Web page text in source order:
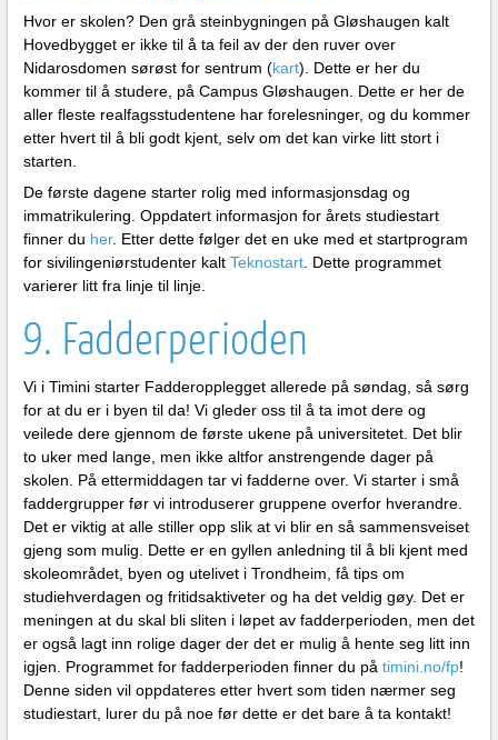
Hvor er skolen? Den grå steinbygningen på Gløshaugen kalt
Hovedbygget er ikke til å ta feil av der den ruver over
Nidarosdomen sørøst for sentrum (kart). Dette er her du
kommer til å studere, på Campus Gløshaugen. Dette er her de
aller fleste realfagsstudentene har forelesninger, og du kommer
etter hvert til å bli godt kjent, selv om det kan virke litt stort i
starten.
De første dagene starter rolig med informasjonsdag og
immatrikulering. Oppdatert informasjon for årets studiestart
finner du her. Etter dette følger det en uke med et startprogram
for sivilingeniørstudenter kalt Teknostart . Dette programmet
varierer litt fra linje til linje.
9. Fadderperioden
Vi i Timini starter Fadderopplegget allerede på søndag, så sørg
for at du er i byen til da! Vi gleder oss til å ta imot dere og
veilede dere gjennom de første ukene på universitetet. Det blir
to uker med lange, men ikke altfor anstrengende dager på
skolen. På ettermiddagen tar vi fadderne over. Vi starter i små
faddergrupper før vi introduserer gruppene overfor hverandre.
Det er viktig at alle stiller opp slik at vi blir en så sammensveiset
gjeng som mulig. Dette er en gyllen anledning til å bli kjent med
skoleområdet, byen og utelivet i Trondheim, få tips om
studiehverdagen og fritidsaktiveter og ha det veldig gøy. Det er
meningen at du skal bli sliten i løpet av fadderperioden, men det
er også lagt inn rolige dager der det er mulig å hente seg litt inn
igjen. Programmet for fadderperioden finner du på timini.no/fp!
Denne siden vil oppdateres etter hvert som tiden nærmer seg
studiestart, lurer du på noe før dette er det bare å ta kontakt!